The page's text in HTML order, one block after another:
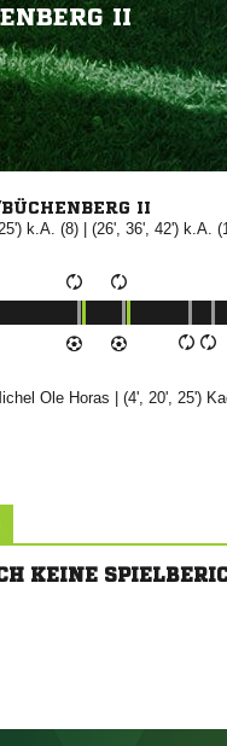
II
II
k.A. (8) | (26', 36', 42') k.A.
  | (4', 20', 25')
KEINE